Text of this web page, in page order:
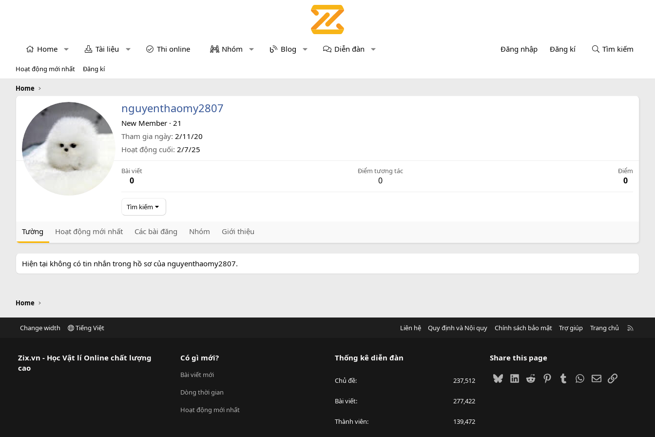
Home Tài liệu Thi online Nhóm Blog Diễn đàn Đăng nhập Đăng kí Tìm kiếm
Hoạt động mới nhất Đăng kí
Home
nguyenthaomy2807
New Member · 21
Tham gia ngày 2/11/20
Hoạt động cuối 2/7/25
Bài viết
0
Điểm tương tác
0
Điểm
0
Tìm kiếm
Tường Hoạt động mới nhất Các bài đăng Nhóm Giới thiệu
Hiện tại không có tin nhắn trong hồ sơ của nguyenthaomy2807.
Home
Change width Tiếng Việt Liên hệ Quy định và Nội quy Chính sách bảo mật Trợ giúp Trang chủ
Zix.vn - Học Vật lí Online chất lượng
cao
Có gì mới?
Bài viết mới
Dòng thời gian
Hoạt động mới nhất
Thống kê diễn đàn
Chủ đề 237,512
Bài viết 277,422
Thành viên 139,472
Share this page
BlueskyLinkedIn
Reddit PinterestTumblrWhatsApp
EmailLink